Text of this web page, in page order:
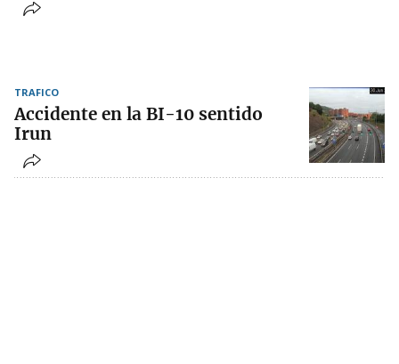
TRAFICO
Accidente en la BI-10 sentido
Irun